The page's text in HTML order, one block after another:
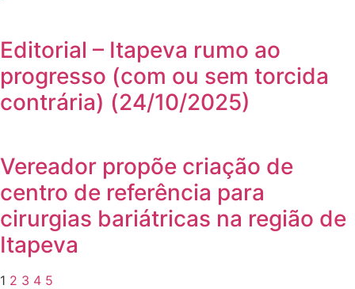
Editorial – Itapeva rumo ao
progresso (com ou sem torcida
contrária) (24/10/2025)
Vereador propõe criação de
centro de referência para
cirurgias bariátricas na região de
Itapeva
1 2 3 4 5